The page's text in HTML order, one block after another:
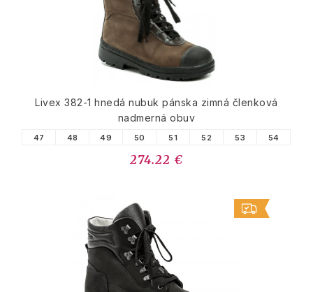
Livex 382-1 hnedá nubuk pánska zimná členková
nadmerná obuv
47 48 49 50 51 52 53 54
274.22 €